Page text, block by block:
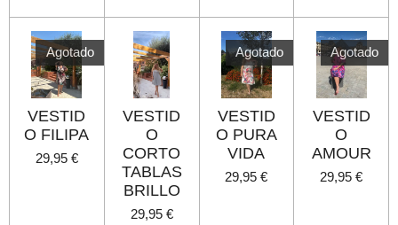
Agotado
VESTID
O FILIPA
29,95 €
VESTID
O
CORTO
TABLAS
BRILLO
29,95 €
Agotado
VESTID
O PURA
VIDA
29,95 €
Agotado
VESTID
O
AMOUR
29,95 €